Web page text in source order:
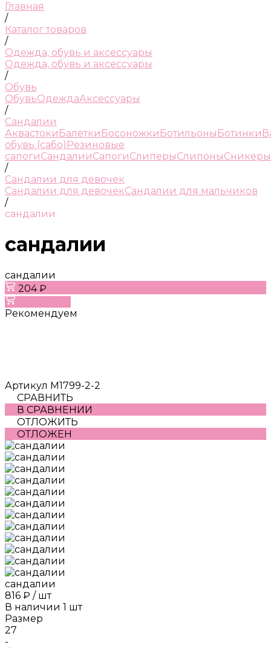
Главная
/
Каталог товаров
/
Одежда, обувь и аксессуары
Одежда, обувь и аксессуары
/
Обувь
ОбувьОдеждаАксессуары
/
Сандалии
Аквастоки Балетки Босоножки Ботильоны Ботинки
обувь (сабо) Резиновые
сапогиСандалииСапогиСлиперыСлипоныСникеры
/
Сандалии для девочек
Сандалии для девочекСандалии для мальчиков
/
сандалии
сандалии
сандалии
204 ₽
Рекомендуем
Артикул M1799-2-2
СРАВНИТЬ
В СРАВНЕНИИ
ОТЛОЖИТЬ
ОТЛОЖЕН
сандалии
816 ₽ / шт
В наличии 1 шт
Размер
27
-